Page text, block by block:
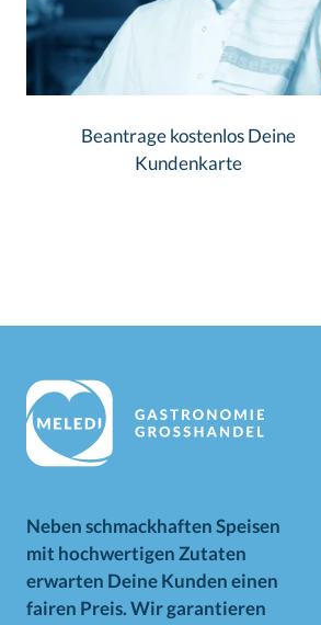
Beantrage kostenlos Deine
Kundenkarte
Neben schmackhaften Speisen
mit hochwertigen Zutaten
erwarten Deine Kunden einen
fairen Preis. Wir garantieren